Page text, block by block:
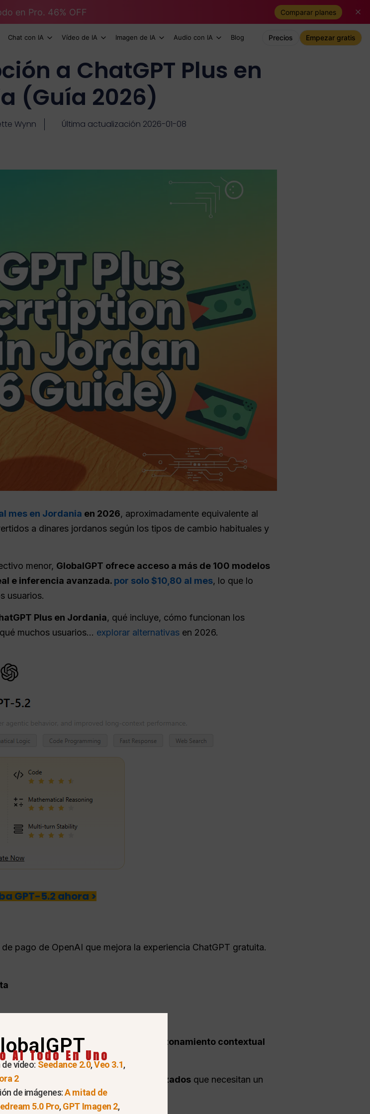
en Pro. 46% OFF Comparar planes
Chat con IA Vídeo de IA Imagen de IA Audio con IA Blog Precios Empezar gratis
a ChatGPT Plus en
(Guía 2026)
Wynn Última actualización 2026-01-08
mes en Jordania en 2026, aproximadamente equivalente al
a dinares jordanos según los tipos de cambio habituales y
menor, GlobalGPT ofrece acceso a más de 100 modelos
e inferencia avanzada. por solo $10,80 al mes, lo que lo
usuarios.
Plus en Jordania, qué incluye, cómo funcionan los
muchos usuarios... explorar alternativas en 2026.
GPT-5.2 ahora >
pago de OpenAI que mejora la experiencia ChatGPT gratuita.
de imágenes, carga de archivos y razonamiento contextual
estudiantes y usuarios avanzados que necesitan un
AI Todo En Uno
vídeo: Seedance 2.0,Veo 3.1,
2
de imágenes:A mitad de
5.0 Pro,GPT Imagen 2,